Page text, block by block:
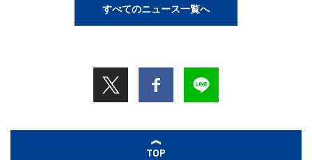
すべてのニュース一覧へ
TOP